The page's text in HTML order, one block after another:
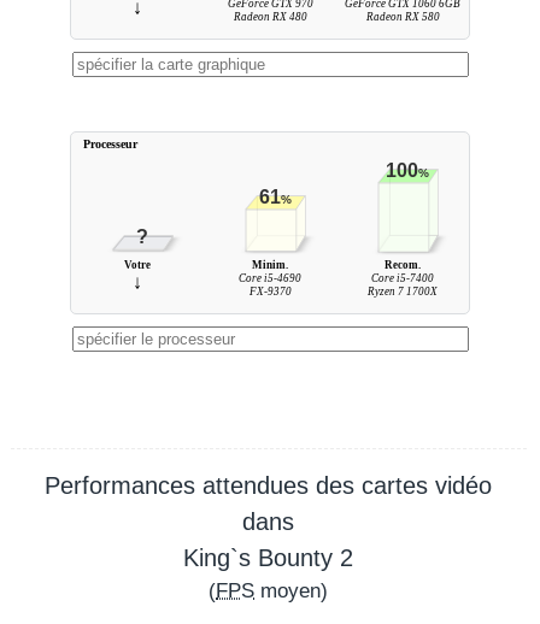
↓
GeForce GTX 970
Radeon RX 480
GeForce GTX 1060 6GB
Radeon RX 580
?
61%
100%
Votre
↓
Minim.
Core i5-4690
FX-9370
Recom.
Core i5-7400
Ryzen 7 1700X
Processeur
Performances attendues des cartes vidéo
dans
King`s Bounty 2
(FPS moyen)